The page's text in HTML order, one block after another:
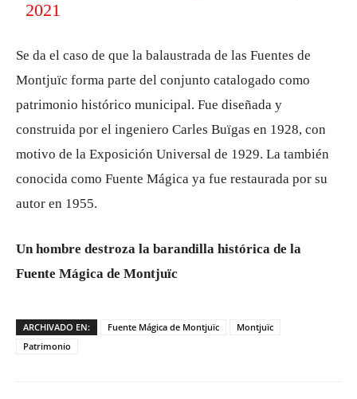
2021
Se da el caso de que la balaustrada de las Fuentes de
Montjuïc forma parte del conjunto catalogado como
patrimonio histórico municipal. Fue diseñada y
construida por el ingeniero Carles Buïgas en 1928, con
motivo de la Exposición Universal de 1929. La también
conocida como Fuente Mágica ya fue restaurada por su
autor en 1955.
Un hombre destroza la barandilla histórica de la
Fuente Mágica de Montjuïc
ARCHIVADO EN: Fuente Mágica de Montjuïc
Montjuïc
Patrimonio